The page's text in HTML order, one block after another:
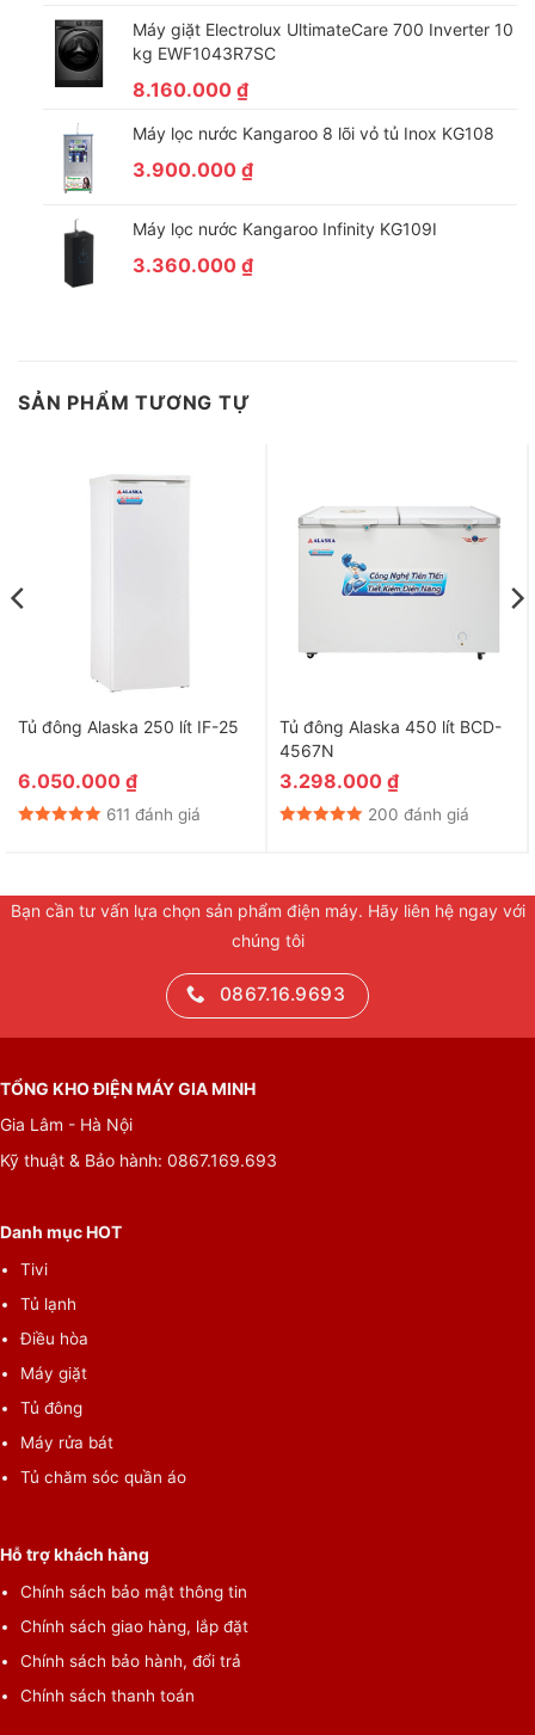
Máy giặt Electrolux UltimateCare 700 Inverter 10
kg EWF1043R7SC
8.160.000 ₫
Máy lọc nước Kangaroo 8 lõi vỏ tủ Inox KG108
3.900.000 ₫
Máy lọc nước Kangaroo Infinity KG109I
3.360.000 ₫
SẢN PHẨM TƯƠNG TỰ
Tủ đông Alaska 250 lít IF-25
6.050.000 ₫
611 đánh giá
Tủ đông Alaska 450 lít BCD-
4567N
3.298.000 ₫
200 đánh giá
Bạn cần tư vấn lựa chọn sản phẩm điện máy. Hãy liên hệ ngay với
chúng tôi
0867.16.9693
TỔNG KHO ĐIỆN MÁY GIA MINH
Gia Lâm - Hà Nội
Kỹ thuật & Bảo hành: 0867.169.693
Danh mục HOT
Tivi
Tủ lạnh
Điều hòa
Máy giặt
Tủ đông
Máy rửa bát
Tủ chăm sóc quần áo
Hỗ trợ khách hàng
Chính sách bảo mật thông tin
Chính sách giao hàng, lắp đặt
Chính sách bảo hành, đổi trả
Chính sách thanh toán